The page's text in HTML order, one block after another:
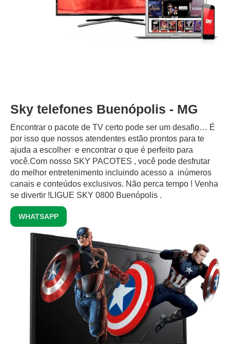
Sky telefones Buenópolis - MG
Encontrar o pacote de TV certo pode ser um desafio… É
por isso que nossos atendentes estão prontos para te
ajuda a escolher e encontrar o que é perfeito para
você.Com nosso SKY PACOTES , você pode desfrutar
do melhor entretenimento incluindo acesso a inúmeros
canais e conteúdos exclusivos.‍ Não perca tempo ! Venha
se divertir !LIGUE SKY 0800 Buenópolis .
WHATSAPP